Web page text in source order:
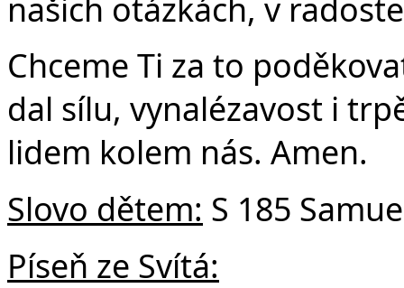
našich otázkách, v
Chceme Ti za to
dal sílu, vynalézavost i
lidem kolem nás. Amen.
Slovo dětem: S 185
Píseň ze Svítá: